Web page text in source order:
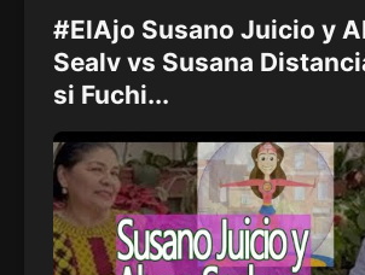
#ElAjo Susano Juicio y
Sealv vs Susana
si Fuchi...